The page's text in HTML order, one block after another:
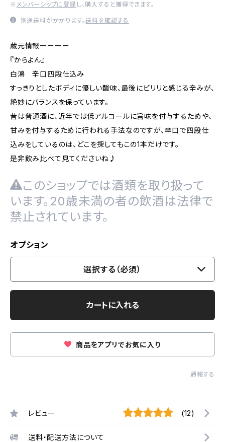
※ メンバーシップに登録 し、購入すると獲得できます。
別途送料がかかります。送料を確認する
蔵元情報ーーーー
『からよん』
白鴻 辛口四段仕込み
すっきりとしたボディに優しい酸味、最後にビリリと感じる辛みが、
絶妙にバランスを保っています。
昔は普通酒に、近年では低アルコールに旨味を付与するためや、
甘みを付与するために行われる手法なのですが、辛口で四段仕
込みをしているのは、どこを探してもこの1本だけです。
是非飲み比べて見てくださいね♪
このショップでは酒類を取り扱って
います。20歳未満の者の飲酒は法律で
禁止されています。
オプション
選択する（必須）
カートに入れる
商品をアプリでお気に入り
通報する
レビュー (12)
送料・配送方法について